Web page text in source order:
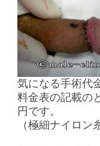
気になる手術代
料金表の記載の
円です。
（極細ナイロン